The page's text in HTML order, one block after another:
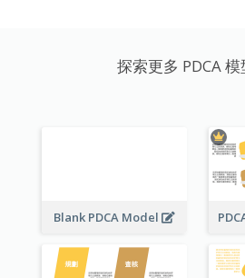
探索更多 PDCA 模
Blank PDCA Model